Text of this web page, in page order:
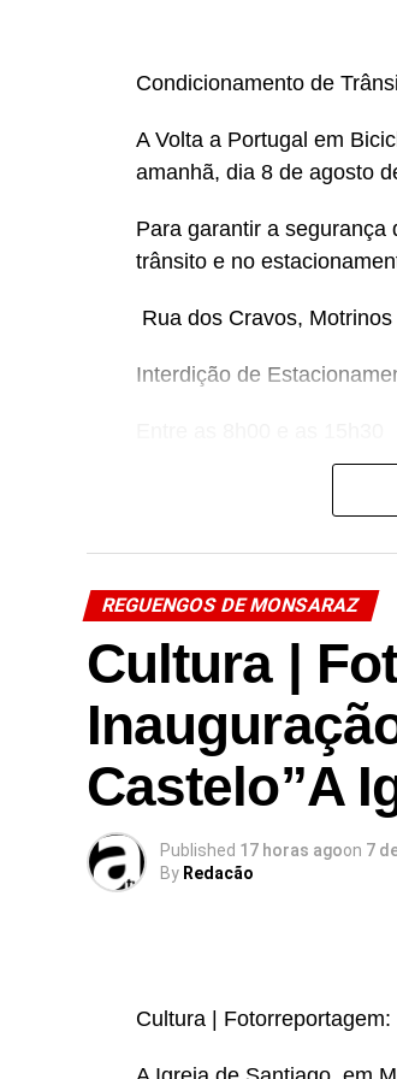
Condicionamento de
​A Volta a Portugal em
amanhã, dia 8 de agosto
​Para garantir a segurança
trânsito e no
​ Rua dos Cravos, Motrinos
Interdição de
​Pedimos a compreensão
nesta via durante as
REGUENGOS DE MONSARAZ
Cultura |
Castelo”A
Published 17 horas agoon 7
By Redacão
Cultura |